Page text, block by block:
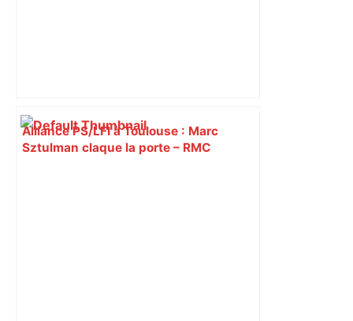
Alliance PS/LFI à Toulouse : Marc
Sztulman claque la porte – RMC